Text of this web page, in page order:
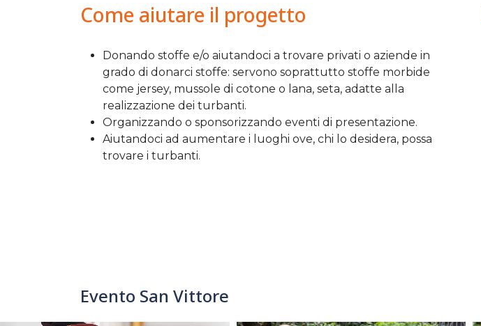
Come aiutare il progetto
Donando stoffe e/o aiutandoci a trovare privati o aziende in
grado di donarci stoffe: servono soprattutto stoffe morbide
come jersey, mussole di cotone o lana, seta, adatte alla
realizzazione dei turbanti.
Organizzando o sponsorizzando eventi di presentazione.
Aiutandoci ad aumentare i luoghi ove, chi lo desidera, possa
trovare i turbanti.
Evento San Vittore